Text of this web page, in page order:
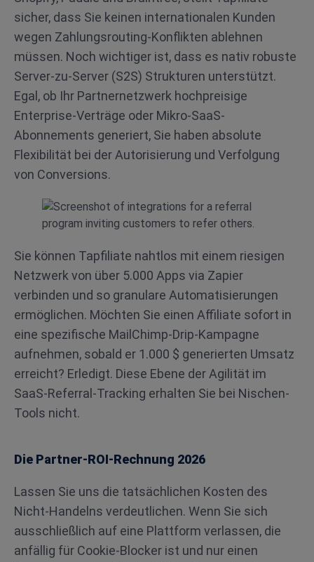
sicher, dass Sie keinen internationalen Kunden
wegen Zahlungsrouting-Konflikten ablehnen
müssen. Noch wichtiger ist, dass es nativ robuste
Server-zu-Server (S2S) Strukturen unterstützt.
Egal, ob Ihr Partnernetzwerk hochpreisige
Enterprise-Verträge oder Mikro-SaaS-
Abonnements generiert, Sie haben absolute
Flexibilität bei der Autorisierung und Verfolgung
von Conversions.
Sie können Tapfiliate nahtlos mit einem riesigen
Netzwerk von über 5.000 Apps via Zapier
verbinden und so granulare Automatisierungen
ermöglichen. Möchten Sie einen Affiliate sofort in
eine spezifische MailChimp-Drip-Kampagne
aufnehmen, sobald er 1.000 $ generierten Umsatz
erreicht? Erledigt. Diese Ebene der Agilität im
SaaS-Referral-Tracking erhalten Sie bei Nischen-
Tools nicht.
Die Partner-ROI-Rechnung 2026
Lassen Sie uns die tatsächlichen Kosten des
Nicht-Handelns verdeutlichen. Wenn Sie sich
ausschließlich auf eine Plattform verlassen, die
anfällig für Cookie-Blocker ist und nur einen